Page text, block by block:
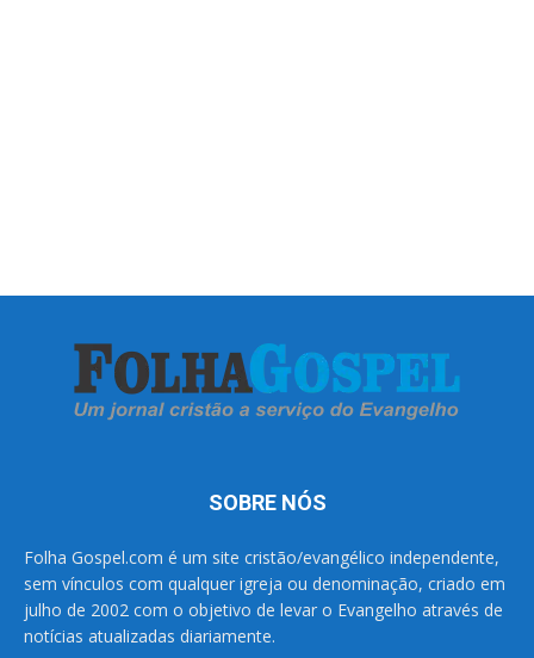
SOBRE NÓS
Folha Gospel.com é um site cristão/evangélico independente,
sem vínculos com qualquer igreja ou denominação, criado em
julho de 2002 com o objetivo de levar o Evangelho através de
notícias atualizadas diariamente.